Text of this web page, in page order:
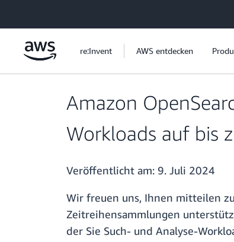
re:Invent AWS entdecken
Amazon
Workloads auf bis
Veröffentlicht am: 9. Juli 2024
Wir freuen uns, Ihnen mitteilen
Zeitreihensammlungen
der Sie Such- und Analyse-